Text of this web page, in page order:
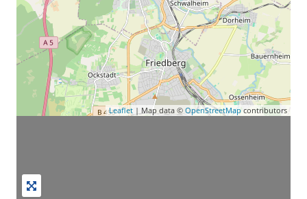
Leaflet | Map data © OpenStreetMap contributors